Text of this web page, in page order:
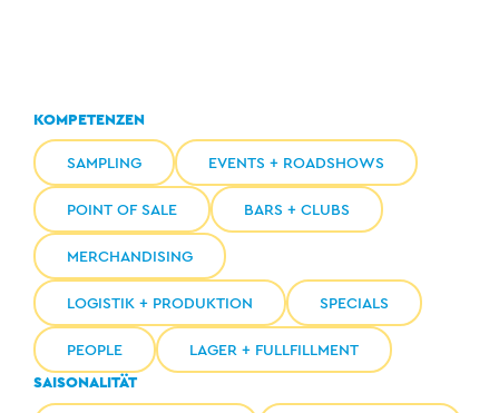
KOMPETENZEN
SAMPLING
EVENTS + ROADSHOWS
POINT OF SALE BARS + CLUBS
MERCHANDISING
LOGISTIK + PRODUKTION SPECIALS
PEOPLE
LAGER + FULLFILLMENT
SAISONALITÄT